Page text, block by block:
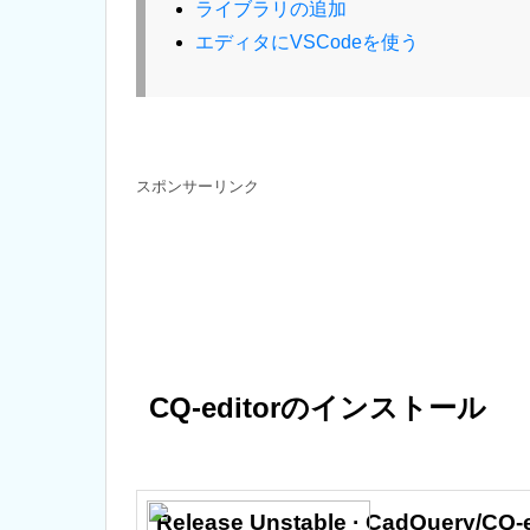
ライブラリの追加
エディタにVSCodeを使う
スポンサーリンク
CQ-editorのインストール
Release Unstable · CadQuery/